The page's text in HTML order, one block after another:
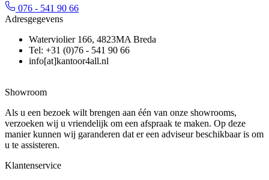
076 - 541 90 66
Adresgegevens
Waterviolier 166, 4823MA Breda
Tel: +31 (0)76 - 541 90 66
info[at]kantoor4all.nl
Showroom
Als u een bezoek wilt brengen aan één van onze showrooms,
verzoeken wij u vriendelijk om een afspraak te maken. Op deze
manier kunnen wij garanderen dat er een adviseur beschikbaar is om
u te assisteren.
Klantenservice